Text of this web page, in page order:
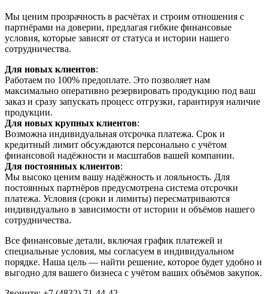
Мы ценим прозрачность в расчётах и строим отношения с
партнёрами на доверии, предлагая гибкие финансовые
условия, которые зависят от статуса и истории нашего
сотрудничества.
Для новых клиентов:
Работаем по 100% предоплате. Это позволяет нам
максимально оперативно резервировать продукцию под ваш
заказ и сразу запускать процесс отгрузки, гарантируя наличие
продукции.
Для новых крупных клиентов:
Возможна индивидуальная отсрочка платежа. Срок и
кредитный лимит обсуждаются персонально с учётом
финансовой надёжности и масштабов вашей компании.
Для постоянных клиентов:
Мы высоко ценим вашу надёжность и лояльность. Для
постоянных партнёров предусмотрена система отсрочки
платежа. Условия (сроки и лимиты) пересматриваются
индивидуально в зависимости от истории и объёмов нашего
сотрудничества.
Все финансовые детали, включая график платежей и
специальные условия, мы согласуем в индивидуальном
порядке. Наша цель — найти решение, которое будет удобно и
выгодно для вашего бизнеса с учётом ваших объёмов закупок.